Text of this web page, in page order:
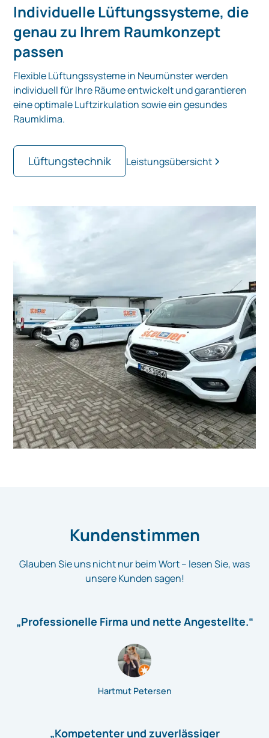
Individuelle Lüftungssysteme, die
genau zu Ihrem Raumkonzept
passen
Flexible Lüftungssysteme in Neumünster werden
individuell für Ihre Räume entwickelt und garantieren
eine optimale Luftzirkulation sowie ein gesundes
Raumklima.
Lüftungstechnik Leistungsübersicht
Kundenstimmen
Glauben Sie uns nicht nur beim Wort – lesen Sie, was
unsere Kunden sagen!
„Professionelle Firma und nette Angestellte.“
Hartmut Petersen
„Kompetenter und zuverlässiger